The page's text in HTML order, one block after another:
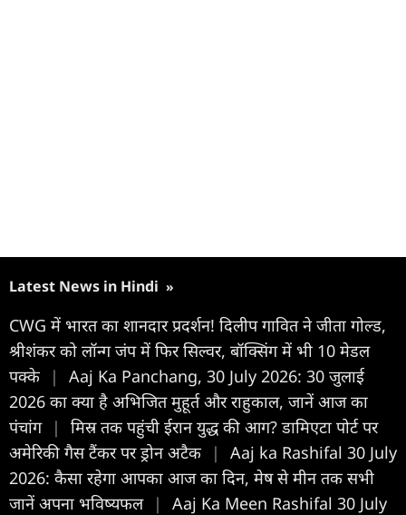
Latest News in Hindi »
CWG में भारत का शानदार प्रदर्शन! दिलीप गावित ने जीता गोल्ड,
श्रीशंकर को लॉन्ग जंप में फिर सिल्वर, बॉक्सिंग में भी 10 मेडल
पक्के
|
Aaj Ka Panchang, 30 July 2026: 30 जुलाई
2026 का क्या है अभिजित मुहूर्त और राहुकाल, जानें आज का
पंचांग |
मिस्र तक पहुंची ईरान युद्ध की आग? डामिएटा पोर्ट पर
अमेरिकी गैस टैंकर पर ड्रोन अटैक
|
Aaj ka Rashifal 30 July
2026: कैसा रहेगा आपका आज का द‍िन, मेष से मीन तक सभी
जानें अपना भविष्यफल |
Aaj Ka Meen Rashifal 30 July